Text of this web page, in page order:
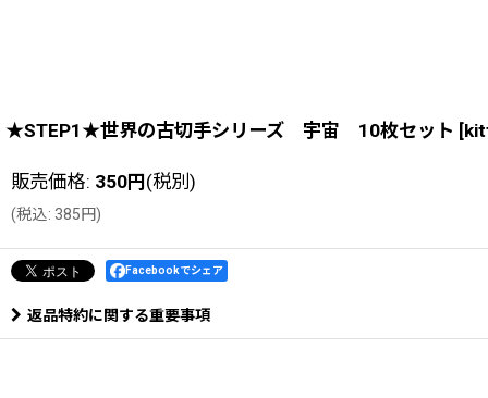
★STEP1★世界の古切手シリーズ 宇宙 10枚セット [
販売価格: 350円(税別)
(税込: 385円)
Facebookでシェア
返品特約に関する重要事項